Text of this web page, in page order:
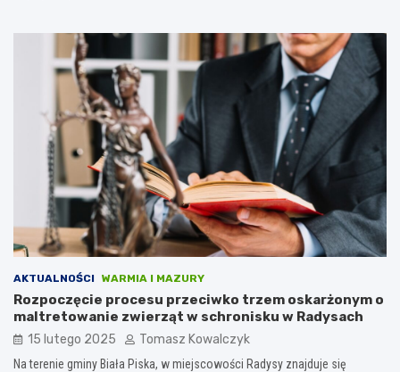
AKTUALNOŚCI WARMIA I MAZURY
Rozpoczęcie procesu przeciwko trzem oskarżonym o
maltretowanie zwierząt w schronisku w Radysach
15 lutego 2025 Tomasz Kowalczyk
Na terenie gminy Biała Piska, w miejscowości Radysy znajduje się